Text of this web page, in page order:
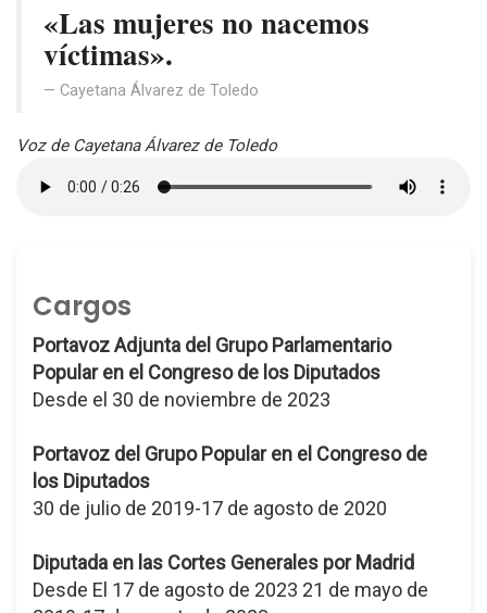
«Las mujeres no nacemos
víctimas».
Cayetana Álvarez de Toledo
Voz de Cayetana Álvarez de Toledo
Cargos
Portavoz Adjunta del Grupo Parlamentario
Popular en el Congreso de los Diputados
Desde el 30 de noviembre de 2023
Portavoz del Grupo Popular en el Congreso de
los Diputados
30 de julio de 2019-17 de agosto de 2020
Diputada en las Cortes Generales por Madrid
Desde El 17 de agosto de 2023 21 de mayo de